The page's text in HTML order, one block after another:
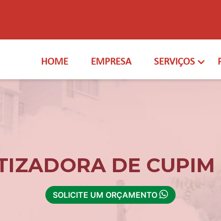
HOME EMPRESA SERVIÇOS
DE CUPIM
SOLICITE UM ORÇAMENTO